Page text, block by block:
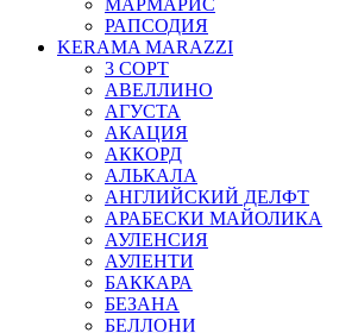
МАРМАРИС
РАПСОДИЯ
KERAMA MARAZZI
3 СОРТ
АВЕЛЛИНО
АГУСТА
АКАЦИЯ
АККОРД
АЛЬКАЛА
АНГЛИЙСКИЙ ДЕЛФТ
АРАБЕСКИ МАЙОЛИКА
АУЛЕНСИЯ
АУЛЕНТИ
БАККАРА
БЕЗАНА
БЕЛЛОНИ